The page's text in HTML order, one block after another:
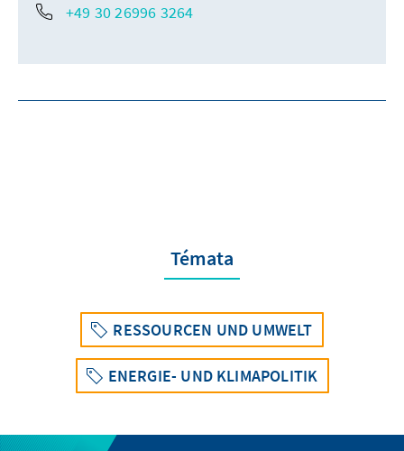
+49 30 26996 3264
Témata
RESSOURCEN UND UMWELT
ENERGIE- UND KLIMAPOLITIK